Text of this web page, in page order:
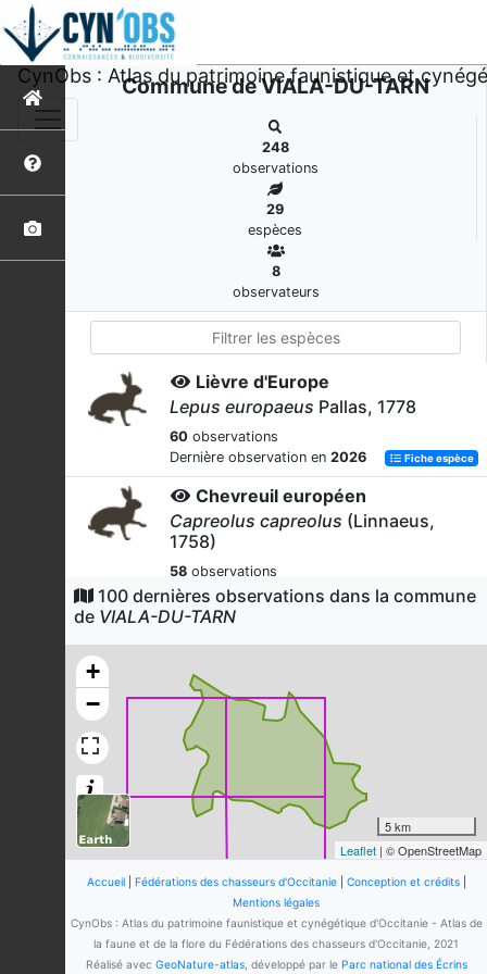
CynObs : Atlas du patrimoine faunistique et
Commune de VIALA-DU-TARN
248
observations
29
espèces
8
observateurs
Lièvre d'Europe
Lepus europaeus Pallas, 1778
60 observations
Dernière observation en 2026 Fiche espèce
Chevreuil européen
Capreolus capreolus (Linnaeus,
1758)
58 observations
Dernière observation en 2026 Fiche espèce
observations
Dernière observation en
Lapin de garenne
Oryctolagus cuniculus(Linnaeus,
1758)
observations
2025 Fiche espèce
Pigeon ramier
Columba palumbus
observations
Fiche espèce
100 dernières observations dans la commune
de VIALA-DU-TARN
+
−
5 km
Leaflet | © OpenStreetMap
Accueil| Fédérations des chasseurs d'Occitanie| Conception et crédits|
Mentions légales
CynObs : Atlas du patrimoine faunistique et cynégétique d'Occitanie - Atlas de
la faune et de la flore du Fédérations des chasseurs d'Occitanie, 2021
Réalisé avec GeoNature-atlas, développé par le Parc national des Écrins